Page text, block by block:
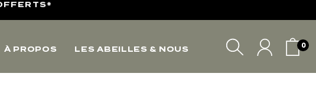
À PROPOS LES ABEILLES & NOUS 0